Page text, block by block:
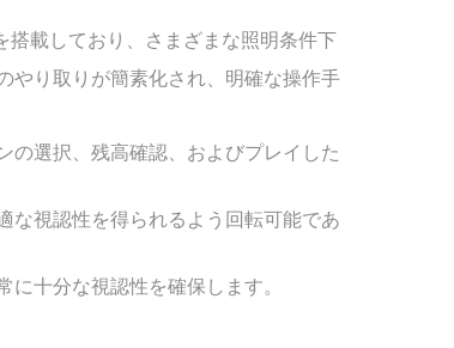
搭載しており、さまざまな照明条件下
やり取りが簡素化され、明確な操作手
の選択、残高確認、およびプレイした
な視認性を得られるよう回転可能であ
十分な視認性を確保します。